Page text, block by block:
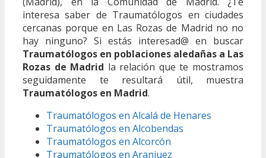
interesa saber de Traumatólogos en ciudades
cercanas porque en Las Rozas de Madrid no no
hay ninguno? Si estás interesad@ en buscar
Traumatólogos en poblaciones aledañas a Las
Rozas de Madrid la relación que te mostramos
seguidamente te resultará útil, muestra
Traumatólogos en Madrid.
Traumatólogos en Alcalá de Henares
Traumatólogos en Alcobendas
Traumatólogos en Alcorcón
Traumatólogos en Aranjuez